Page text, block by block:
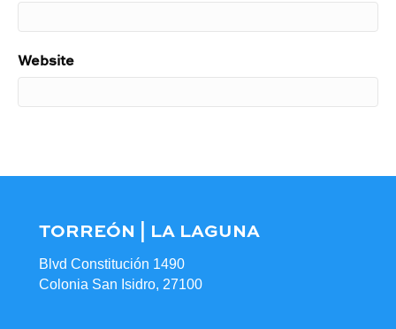
Website
TORREÓN | LA LAGUNA
Blvd Constitución 1490
Colonia San Isidro, 27100